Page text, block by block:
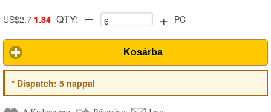
US$2.7 1.84 QTY: + PC
Kosárba
*Dispatch: 5 nappal